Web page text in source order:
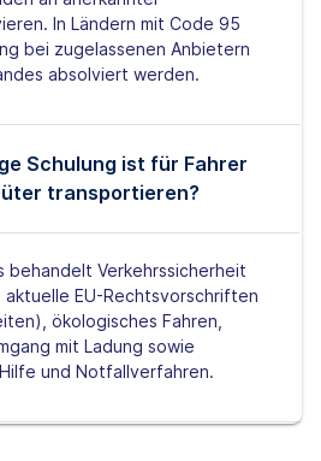
In Ländern mit Code 95
bei zugelassenen Anbietern
absolviert werden.
Schulung ist für Fahrer
transportieren?
behandelt Verkehrssicherheit
EU-Rechtsvorschriften
ökologisches Fahren,
mit Ladung sowie
und Notfallverfahren.